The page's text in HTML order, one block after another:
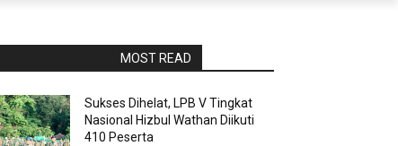
MOST READ
Sukses Dihelat, LPB V Tingkat
Nasional Hizbul Wathan Diikuti
410 Peserta